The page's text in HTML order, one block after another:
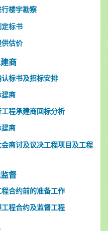
楼宇勘察
标书
估价
商
标书及招标安排
商
程承建商回标分析
商
商讨及议决工程项目及工程
督
合约前的准备工作
程合约及监督工程